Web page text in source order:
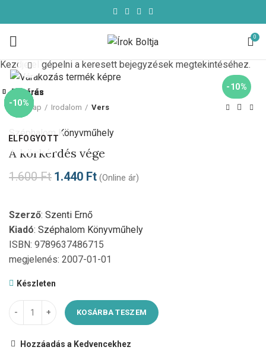
0
-10%
Click to enlarge
Kezdőlap Irodalom Vers
Széphalom Könyvműhely
A körkérdés vége
1.600Ft 1.440 Ft (Online ár)
Szerző: Szenti Ernő
Kiadó: Széphalom Könyvműhely
ISBN: 9789637486715
megjelenés: 2007-01-01
Készleten
KOSÁRBA TESZEM
Hozzáadás a Kedvencekhez
-10%
Bezárás
-10%
Bezárás
-10%
Bezárás
-10%
ELFOGYOTT
Bezárás
-10%
Bezárás
-10%
Bezárás
-10%
Bezárás
-10%
Bezárás
Kezdje el gépelni a keresett bejegyzések megtekintéséhez.